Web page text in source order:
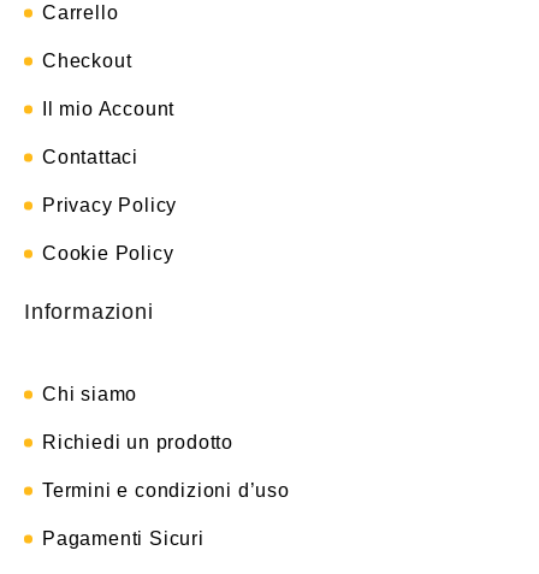
Carrello
Checkout
Il mio Account
Contattaci
Privacy Policy
Cookie Policy
Informazioni
Chi siamo
Richiedi un prodotto
Termini e condizioni d’uso
Pagamenti Sicuri